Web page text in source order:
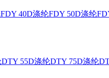
40D涤纶FDY 50D涤纶
55D涤纶DTY 75D涤纶